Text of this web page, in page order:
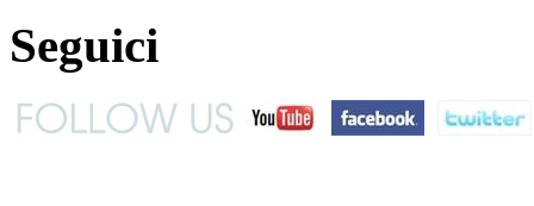
Seguici